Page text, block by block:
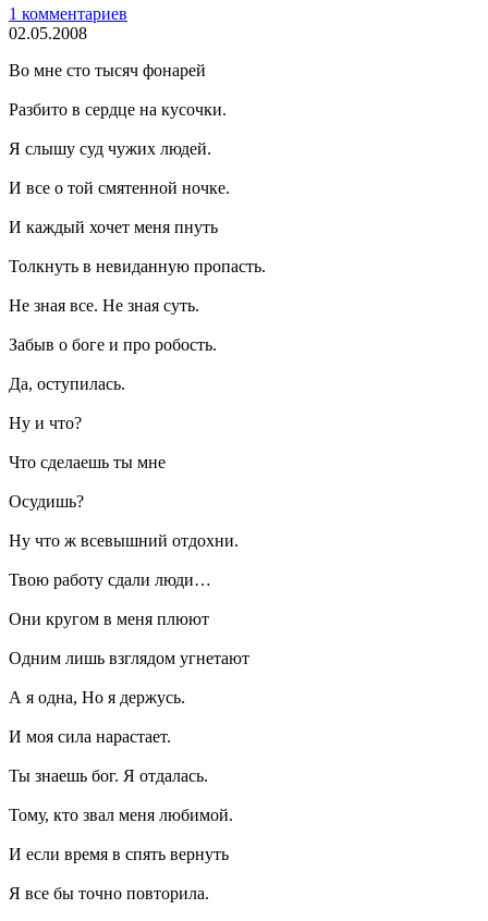
1 комментариев
02.05.2008
Во мне сто тысяч фонарей
Разбито в сердце на кусочки.
Я слышу суд чужих людей.
И все о той смятенной ночке.
И каждый хочет меня пнуть
Толкнуть в невиданную пропасть.
Не зная все. Не зная суть.
Забыв о боге и про робость.
Да, оступилась.
Ну и что?
Что сделаешь ты мне
Осудишь?
Ну что ж всевышний отдохни.
Твою работу сдали люди…
Они кругом в меня плюют
Одним лишь взглядом угнетают
А я одна, Но я держусь.
И моя сила нарастает.
Ты знаешь бог. Я отдалась.
Тому, кто звал меня любимой.
И если время в спять вернуть
Я все бы точно повторила.